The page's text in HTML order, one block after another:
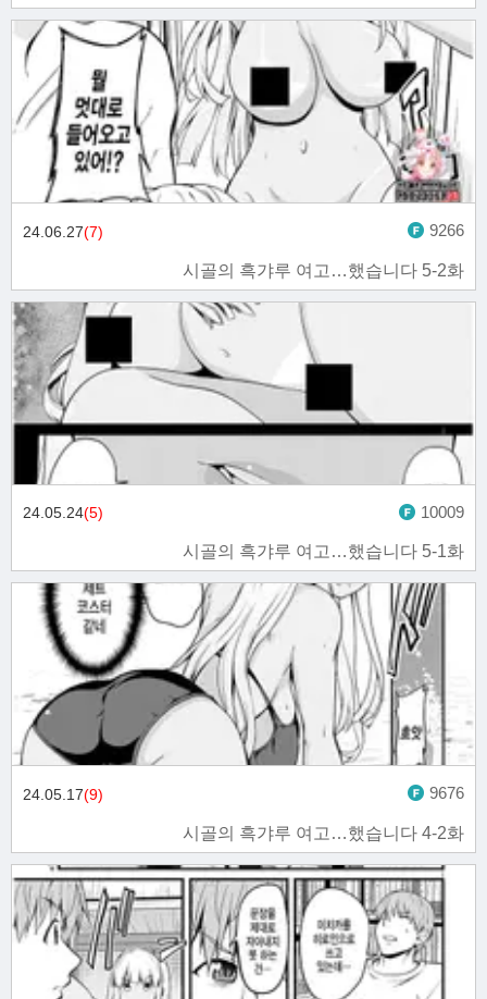
시골의 흑갸루 여고…했습니다 5-2화
24.06.27(7) 9266
시골의 흑갸루 여고…했습니다 5-1화
24.05.24(5) 10009
시골의 흑갸루 여고…했습니다 4-2화
24.05.17(9) 9676